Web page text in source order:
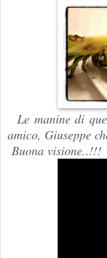
Le manine di
amico, Giuseppe
Buona visione..!!!